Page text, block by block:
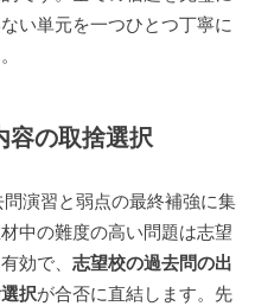
い単元を一つひとつ丁寧に
容の取捨選択
演習と弱点の最終補強に集
中の難度の高い問題は志望
効で、 志望校の過去問の出
択が合否に直結します。先